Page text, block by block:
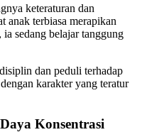
keteraturan dan
anak terbiasa merapikan
sedang belajar tanggung
dan peduli terhadap
karakter yang teratur
Konsentrasi